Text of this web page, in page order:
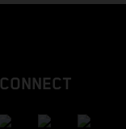
CONNECT